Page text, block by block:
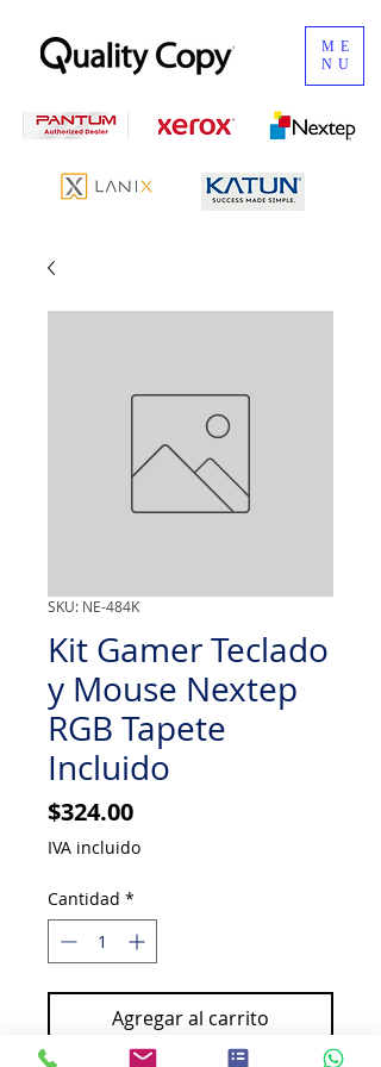
ME
NU
SKU: NE-484K
Kit Gamer Teclado
y Mouse Nextep
RGB Tapete
Incluido
$324.00Precio
IVA incluido
Cantidad *
Agregar al carrito